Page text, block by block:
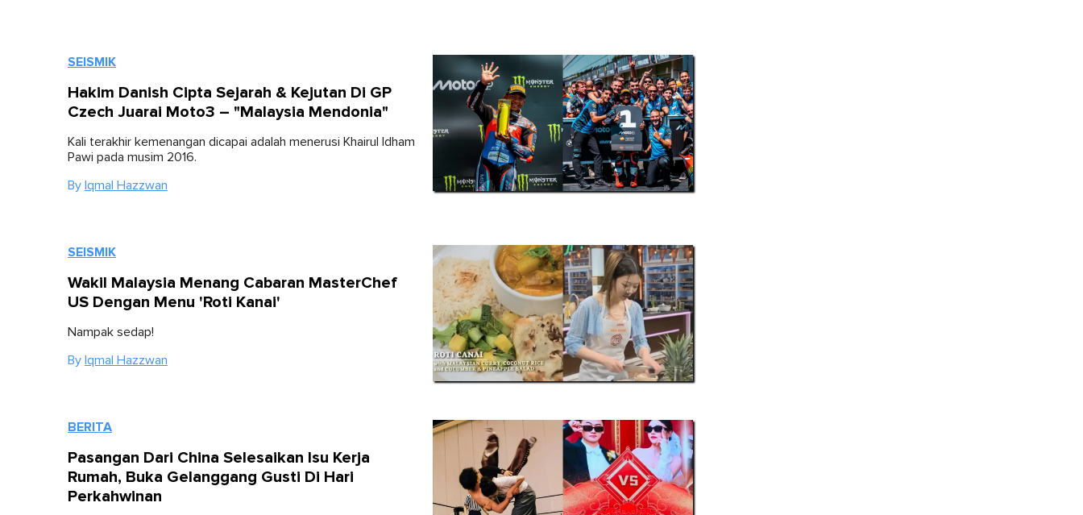
SEISMIK
Hakim Danish Cipta Sejarah & Kejutan Di GP
Czech Juarai Moto3 – "Malaysia Mendonia"
Kali terakhir kemenangan dicapai adalah menerusi Khairul Idham
Pawi pada musim 2016.
By Iqmal Hazzwan
SEISMIK
Wakil Malaysia Menang Cabaran MasterChef
US Dengan Menu 'Roti Kanai'
Nampak sedap!
By Iqmal Hazzwan
BERITA
Pasangan Dari China Selesaikan Isu Kerja
Rumah, Buka Gelanggang Gusti Di Hari
Perkahwinan